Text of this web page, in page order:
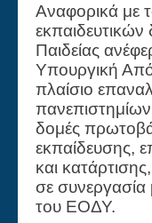
Αναφορικά με
Παιδείας
Υπουργική
πλαίσιο
δομές
εκπαίδευσης,
και
σε συνεργασία
του ΕΟΔΥ.